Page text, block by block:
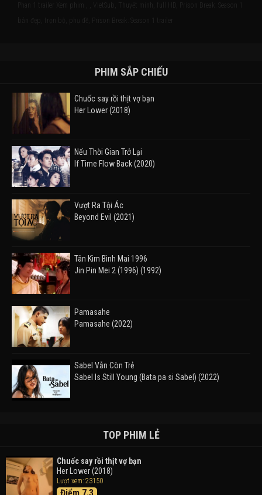
Phan 1 trailer Xem phim , , VietSub, Thuyết minh, full HD, Prison Break: Season 1
bản đẹp, trọn bộ, phụ đề, Prison Break: Season 1 trailer
PHIM SẮP CHIẾU
Chuốc say rồi thịt vợ bạn
Her Lower (2018)
Nếu Thời Gian Trở Lại
If Time Flow Back (2020)
Vượt Ra Tội Ác
Beyond Evil (2021)
Tân Kim Bình Mai 1996
Jin Pin Mei 2 (1996) (1992)
Pamasahe
Pamasahe (2022)
Sabel Vẫn Còn Trẻ
Sabel Is Still Young (Bata pa si Sabel) (2022)
Takas (2024)
Thám Tử Lừng Danh Conan 26: Tàu Ngầm Sắt Màu
Đen
TOP PHIM LẺ
Chuốc say rồi thịt vợ bạn
Her Lower (2018)
Lượt xem: 23150